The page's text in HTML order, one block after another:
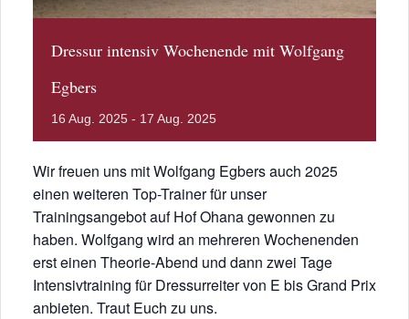
Dressur intensiv Wochenende mit Wolfgang
Egbers
16 Aug. 2025 - 17 Aug. 2025
Wir freuen uns mit Wolfgang Egbers auch 2025
einen weiteren Top-Trainer für unser
Trainingsangebot auf Hof Ohana gewonnen zu
haben. Wolfgang wird an mehreren Wochenenden
erst einen Theorie-Abend und dann zwei Tage
Intensivtraining für Dressurreiter von E bis Grand Prix
anbieten. Traut Euch zu uns.